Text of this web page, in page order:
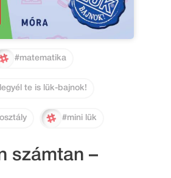
#matematika
te is lük-bajnok!
#mini lük
számtan –